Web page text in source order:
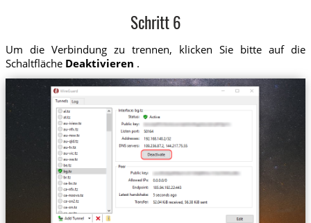
Schritt 6
Um die Verbindung zu trennen, klicken Sie bitte auf die
Schaltfläche Deaktivieren .